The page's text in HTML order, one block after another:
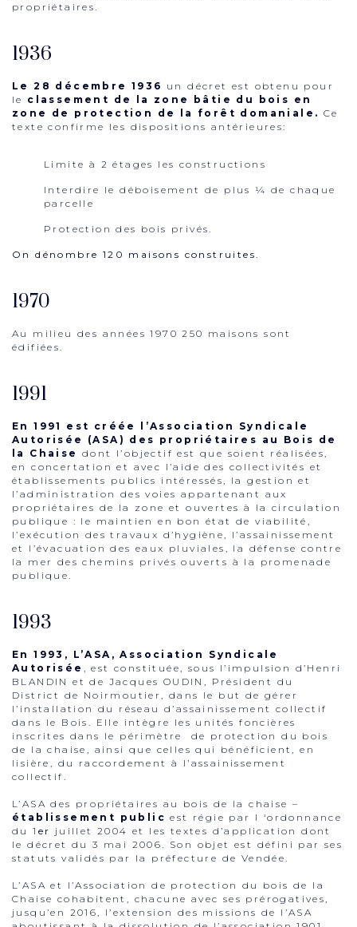
propriétaires.
1936
Le 28 décembre 1936 un décret est obtenu pour
le classement de la zone bâtie du bois en
zone de protection de la forêt domaniale. Ce
texte confirme les dispositions antérieures:
Limite à 2 étages les constructions
Interdire le déboisement de plus ¼ de chaque
parcelle
Protection des bois privés.
On dénombre 120 maisons construites.
1970
Au milieu des années 1970 250 maisons sont
édifiées.
1991
En 1991 est créée l’Association Syndicale
Autorisée (ASA) des propriétaires au Bois de
la Chaisedont l’objectif est que soient réalisées,
en concertation et avec l’aide des collectivités et
établissements publics intéressés, la gestion et
l’administration des voies appartenant aux
propriétaires de la zone et ouvertes à la circulation
publique : le maintien en bon état de viabilité,
l’exécution des travaux d’hygiène, l’assainissement
et l’évacuation des eaux pluviales, la défense contre
la mer des chemins privés ouverts à la promenade
publique.
1993
En 1993, L’ASA, Association Syndicale
Autorisée , est constituée, sous l’impulsion d’Henri
BLANDIN et de Jacques OUDIN, Président du
District de Noirmoutier, dans le but de gérer
l’installation du réseau d’assainissement collectif
dans le Bois. Elle intègre les unités foncières
inscrites dans le périmètre de protection du bois
de la chaise, ainsi que celles qui bénéficient, en
lisière, du raccordement à l’assainissement
collectif.
L’ASA des propriétaires au bois de la chaise –
établissement public est régie par l ‘ordonnance
du 1 er juillet 2004 et les textes d’application dont
le décret du 3 mai 2006. Son objet est défini par ses
statuts validés par la préfecture de Vendée.
L’ASA et l’Association de protection du bois de la
Chaise cohabitent, chacune avec ses prérogatives,
jusqu’en 2016, l’extension des missions de l’ASA